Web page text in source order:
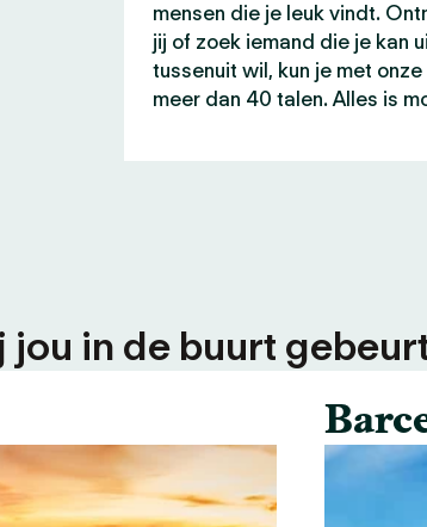
mensen die je leuk vindt.
jij of zoek iemand die je kan
tussenuit wil, kun je met
meer dan 40 talen. Alles is
jou in de buurt